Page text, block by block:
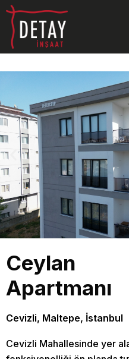
Ceylan
Apartmanı
Cevizli, Maltepe, İstanbul
Cevizli Mahallesinde yer